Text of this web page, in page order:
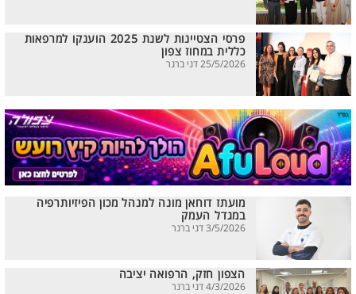
פרסי הצטיינות לשנת 2025 הוענקו למרפאות
כללית במחוז צפון
25/5/2026 דני ברנר
מועתז דוחאן מונה למנהל מכון הפיזיותרפיה
במגדל העמק
3/5/2026 דני ברנר
הצפון חזק, הרפואה יציבה
4/3/2026 דני ברנר